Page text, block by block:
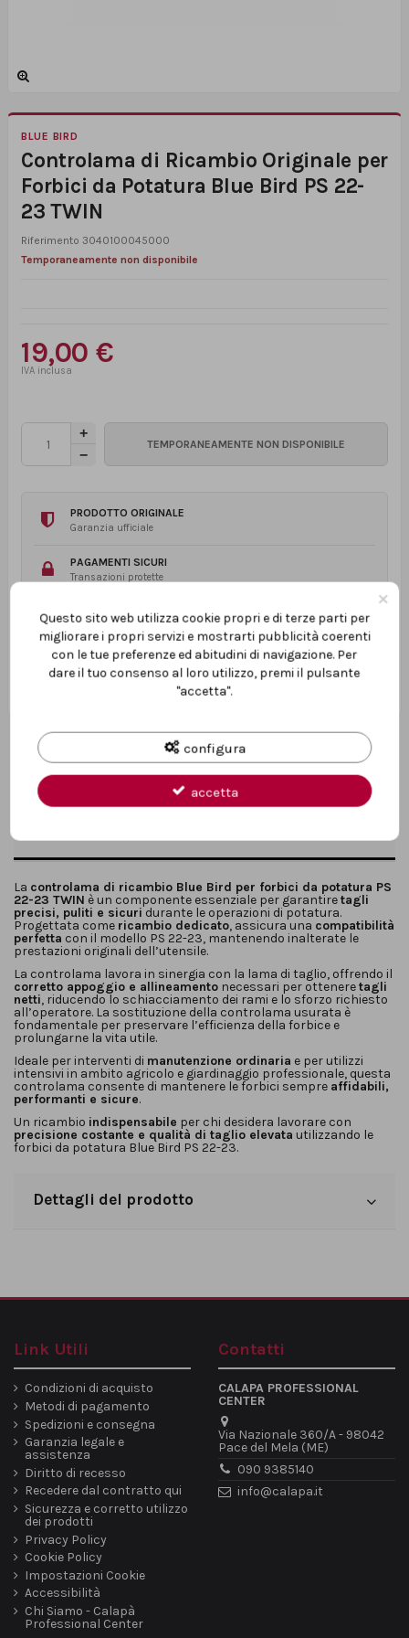
BLUE BIRD
Controlama di Ricambio Originale per
Forbici da Potatura Blue Bird PS 22-
23 TWIN
Riferimento 3040100045000
Temporaneamente non disponibile
19,00 €
PRODOTTO ORIGINALE
Garanzia ufficiale
PAGAMENTI SICURI
Transazioni protette
ASSISTENZA TECNICA
Prima e dopo l’acquisto
La controlama di ricambio Blue Bird per forbici da potatura PS
22-23 TWIN è un componente essenziale per garantiretagli
precisi, puliti e sicuri durante le operazioni di potatura.
Progettata come ricambio dedicato, assicura una compatibilità
perfetta con il modello PS 22-23, mantenendo inalterate le
prestazioni originali dell’utensile.
La controlama lavora in sinergia con la lama di taglio, offrendo il
corretto appoggio e allineamento necessari per otteneretagli
netti, riducendo lo schiacciamento dei rami e lo sforzo richiesto
all’operatore. La sostituzione della controlama usurata è
fondamentale per preservare l’efficienza della forbice e
prolungarne la vita utile.
Ideale per interventi di manutenzione ordinaria e per utilizzi
intensivi in ambito agricolo e giardinaggio professionale, questa
controlama consente di mantenere le forbici sempre affidabili,
performanti e sicure.
Un ricambio indispensabile per chi desidera lavorare con
precisione costante e qualità di taglio elevata utilizzando le
forbici da potatura Blue Bird PS 22-23.
Dettagli del prodotto
Link Utili
Condizioni di acquisto
Metodi di pagamento
Spedizioni e consegna
Garanzia legale e
assistenza
Diritto di recesso
Recedere dal contratto qui
Sicurezza e corretto utilizzo
dei prodotti
Privacy Policy
Cookie Policy
Impostazioni Cookie
Accessibilità
Chi Siamo - Calapà
Professional Center
Contatti
CALAPA PROFESSIONAL
CENTER
Via Nazionale 360/A - 98042
Pace del Mela (ME)
090 9385140
info@calapa.it
×
Questo sito web utilizza cookie propri e di terze parti per
migliorare i propri servizi e mostrarti pubblicità coerenti
con le tue preferenze ed abitudini di navigazione. Per
dare il tuo consenso al loro utilizzo, premi il pulsante
"accetta".
configura
accetta